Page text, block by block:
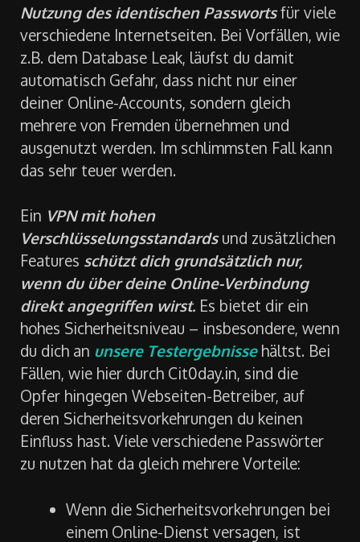
Nutzung des identischen Passwortsfür viele
verschiedene Internetseiten. Bei Vorfällen, wie
z.B. dem Database Leak, läufst du damit
automatisch Gefahr, dass nicht nur einer
deiner Online-Accounts, sondern gleich
mehrere von Fremden übernehmen und
ausgenutzt werden. Im schlimmsten Fall kann
das sehr teuer werden.
Ein VPN mit hohen
Verschlüsselungsstandardsund zusätzlichen
Features schützt dich grundsätzlich nur,
wenn du über deine Online-Verbindung
direkt angegriffen wirst. Es bietet dir ein
hohes Sicherheitsniveau – insbesondere, wenn
du dich an unsere Testergebnissehältst. Bei
Fällen, wie hier durch Cit0day.in, sind die
Opfer hingegen Webseiten-Betreiber, auf
deren Sicherheitsvorkehrungen du keinen
Einfluss hast. Viele verschiedene Passwörter
zu nutzen hat da gleich mehrere Vorteile:
Wenn die Sicherheitsvorkehrungen bei
einem Online-Dienst versagen, ist